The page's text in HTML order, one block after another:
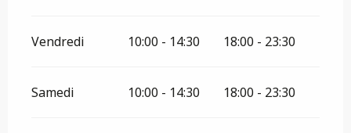
Vendredi 10:00 - 14:30 18:00 - 23:30
Samedi 10:00 - 14:30 18:00 - 23:30